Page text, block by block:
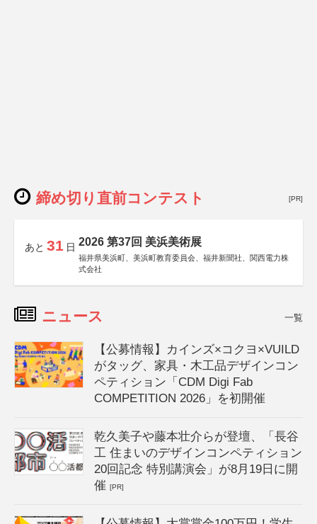
締め切り直前コンテスト [PR]
あと 31 日 2026 第37回 美浜美術展
福井県美浜町、美浜町教育委員会、福井新聞社、関西電力株
式会社
ニュース 一覧
【公募情報】カインズ×コクヨ×VUILD
がタッグ、家具・木工品デザインコン
ペティション「CDM Digi Fab
COMPETITION 2026」を初開催
乾久美子や藤本壮介らが登壇、「長谷
工 住まいのデザインコンペティション
20回記念 特別講演会」が8月19日に開
催[PR]